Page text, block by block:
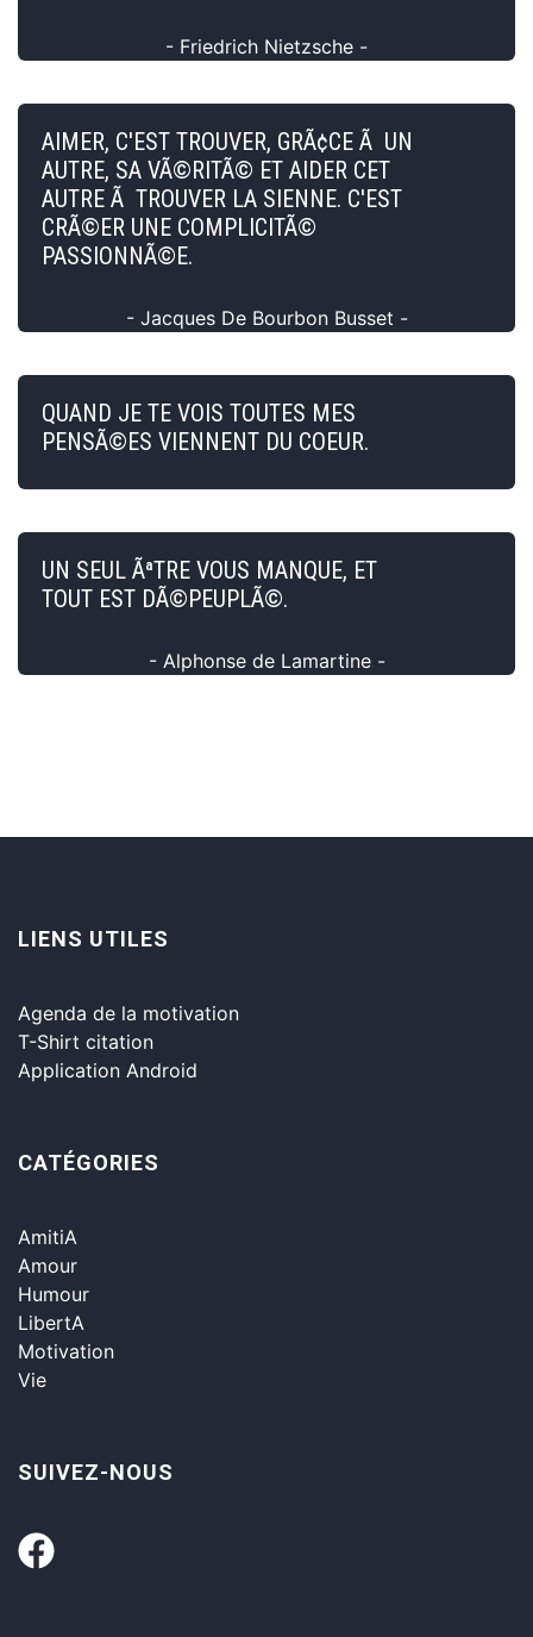
- Friedrich Nietzsche -
AIMER, C'EST TROUVER, GRÃ¢CE Ã UN
AUTRE, SA VÃ©RITÃ© ET AIDER CET
AUTRE Ã TROUVER LA SIENNE. C'EST
CRÃ©ER UNE COMPLICITÃ©
PASSIONNÃ©E.
- Jacques De Bourbon Busset -
QUAND JE TE VOIS TOUTES MES
PENSÃ©ES VIENNENT DU COEUR.
UN SEUL ÃªTRE VOUS MANQUE, ET
TOUT EST DÃ©PEUPLÃ©.
- Alphonse de Lamartine -
LIENS UTILES
Agenda de la motivation
T-Shirt citation
Application Android
CATÉGORIES
AmitiA
Amour
Humour
LibertA
Motivation
Vie
SUIVEZ-NOUS